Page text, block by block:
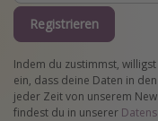
Registrieren
Indem du zustimmst,
ein, dass deine Daten in
jeder Zeit von unserem
findest du in unserer